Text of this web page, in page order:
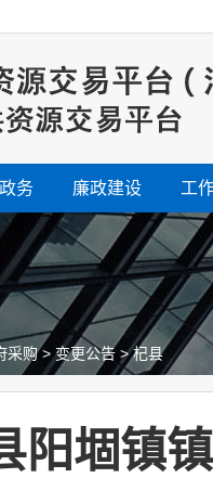
务 廉政建设 工
采购>变更公告 >杞县
阳堌镇